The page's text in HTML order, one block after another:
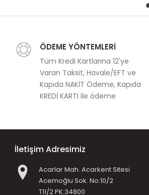
ÖDEME YÖNTEMLERİ
Tüm Kredi Kartlarına 12'ye
Varan Taksit, Havale/EFT ve
Kapıda NAKİT Ödeme, Kapıda
KREDİ KARTI ile ödeme
İletişim Adresimiz
Acarlar Mah. Acarkent Sitesi
Acemoğlu Sok. No:10/2
T11/2 PK:34800